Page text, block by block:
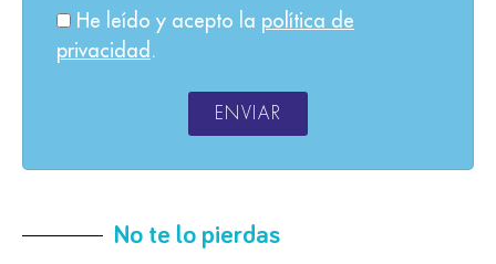
He leído y acepto la política de
privacidad .
ENVIAR
No te lo pierdas